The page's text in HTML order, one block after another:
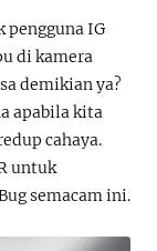
pengguna IG
di kamera
demikian ya?
apabila kita
cahaya.
untuk
semacam ini.